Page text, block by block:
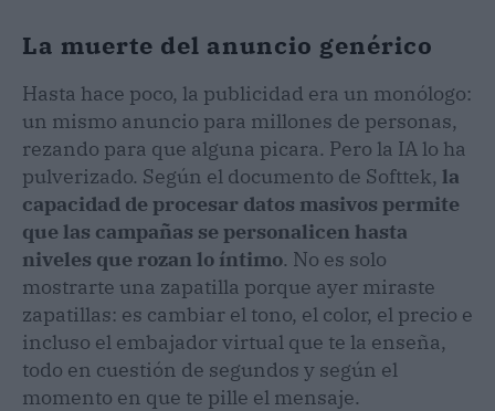
La muerte del anuncio genérico
Hasta hace poco, la publicidad era un monólogo:
un mismo anuncio para millones de personas,
rezando para que alguna picara. Pero la IA lo ha
pulverizado. Según el documento de Softtek, la
capacidad de procesar datos masivos permite
que las campañas se personalicen hasta
niveles que rozan lo íntimo. No es solo
mostrarte una zapatilla porque ayer miraste
zapatillas: es cambiar el tono, el color, el precio e
incluso el embajador virtual que te la enseña,
todo en cuestión de segundos y según el
momento en que te pille el mensaje.